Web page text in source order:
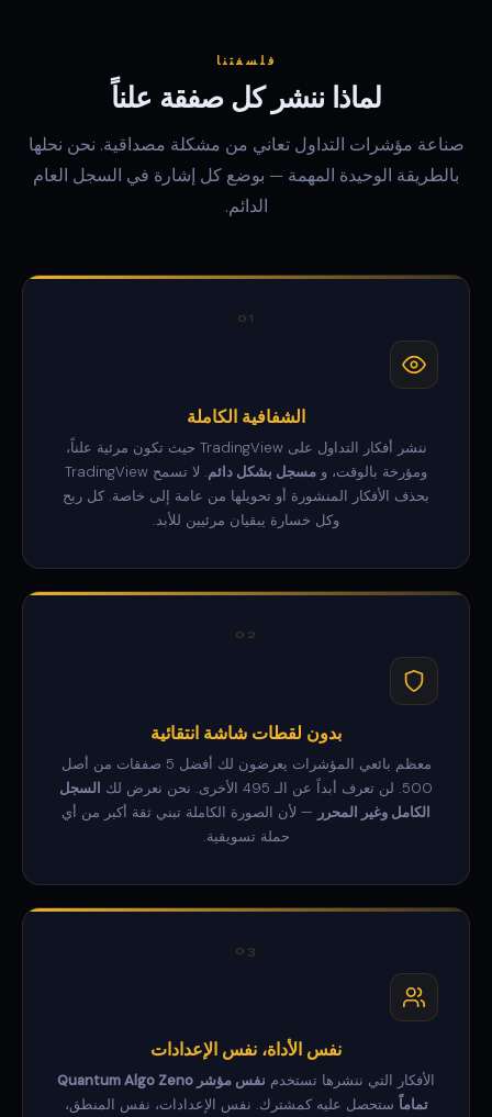
فلسفتنا
لماذا ننشر كل صفقة علناً
صناعة مؤشرات التداول تعاني من مشكلة مصداقية. نحن نحلها
بالطريقة الوحيدة المهمة — بوضع كل إشارة في السجل العام
الدائم.
01
الشفافية الكاملة
ننشر أفكار التداول على TradingView حيث تكون مرئية علناً،
ومؤرخة بالوقت، و مسجل بشكل دائم
. لا تسمح TradingView
بحذف الأفكار المنشورة أو تحويلها من عامة إلى خاصة. كل ربح
وكل خسارة يبقيان مرئيين للأبد.
02
بدون لقطات شاشة انتقائية
معظم بائعي المؤشرات يعرضون لك أفضل 5 صفقات من أصل
500. لن تعرف أبداً عن الـ 495 الأخرى. نحن نعرض لك
السجل
الكامل وغير المحرر— لأن الصورة الكاملة تبني ثقة أكبر من أي
حملة تسويقية.
03
نفس الأداة، نفس الإعدادات
الأفكار التي ننشرها تستخدم
نفس مؤشر Quantum Algo Zeno
تماماًستحصل عليه كمشترك. نفس الإعدادات، نفس المنطق،